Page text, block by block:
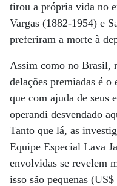
tirou a própria vida no
Vargas (1882-1954) e
preferiram a morte à
Assim como no Brasil,
delações premiadas é
que com ajuda de seus
operandi desvendado
Tanto que lá, as
Equipe Especial Lava
envolvidas se revelem
isso são pequenas